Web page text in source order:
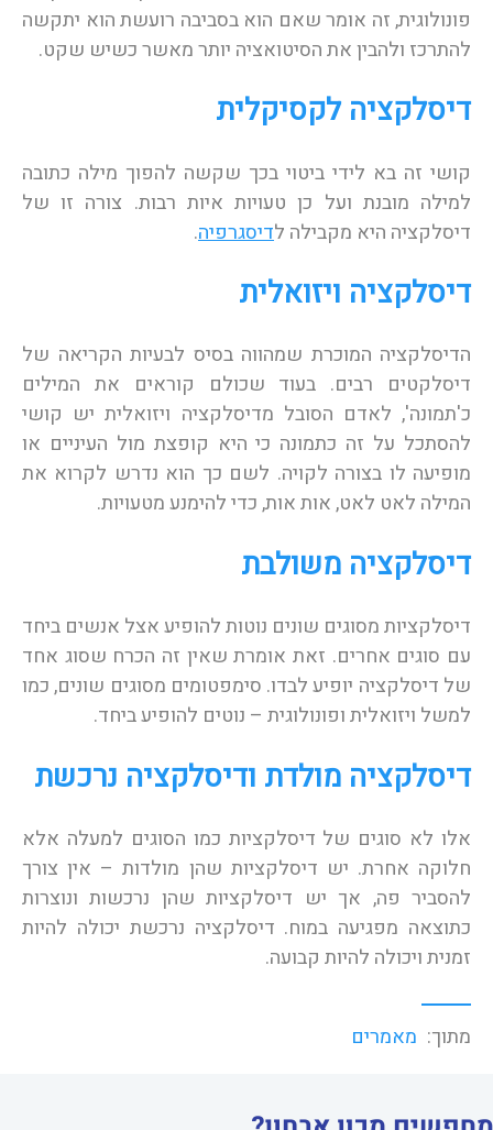
פונולוגית, זה אומר שאם הוא בסביבה רועשת הוא יתקשה
להתרכז ולהבין את הסיטואציה יותר מאשר כשיש שקט.
דיסלקציה לקסיקלית
קושי זה בא לידי ביטוי בכך שקשה להפוך מילה כתובה
למילה מובנת ועל כן טעויות איות רבות. צורה זו של
דיסלקציה היא מקבילה לדיסגרפיה.
דיסלקציה ויזואלית
הדיסלקציה המוכרת שמהווה בסיס לבעיות הקריאה של
דיסלקטים רבים. בעוד שכולם קוראים את המילים
כ'תמונה', לאדם הסובל מדיסלקציה ויזואלית יש קושי
להסתכל על זה כתמונה כי היא קופצת מול העיניים או
מופיעה לו בצורה לקויה. לשם כך הוא נדרש לקרוא את
המילה לאט לאט, אות אות, כדי להימנע מטעויות.
דיסלקציה משולבת
דיסלקציות מסוגים שונים נוטות להופיע אצל אנשים ביחד
עם סוגים אחרים. זאת אומרת שאין זה הכרח שסוג אחד
של דיסלקציה יופיע לבדו. סימפטומים מסוגים שונים, כמו
למשל ויזואלית ופונולוגית – נוטים להופיע ביחד.
דיסלקציה מולדת ודיסלקציה נרכשת
אלו לא סוגים של דיסלקציות כמו הסוגים למעלה אלא
חלוקה אחרת. יש דיסלקציות שהן מולדות – אין צורך
להסביר פה, אך יש דיסלקציות שהן נרכשות ונוצרות
כתוצאה מפגיעה במוח. דיסלקציה נרכשת יכולה להיות
זמנית ויכולה להיות קבועה.
מתוך: מאמרים